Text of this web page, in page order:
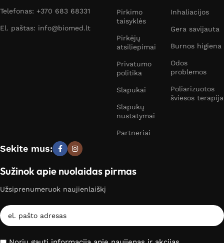
Telefonas: +370 683 68331
El. paštas: info@biomed.lt
Pirkimo
taisyklės
Pirkėjų
atsiliepimai
Privatumo
politika
Slapukai
Slapukų
nustatymai
Partneriai
Inhaliacijos
Gera savijauta
Burnos higiena
Odos
problemos
Poliarizuotos
šviesos terapija
Sekite mus:
Sužinok apie nuolaidas pirmas
Užsiprenumeruok naujienlaiškį